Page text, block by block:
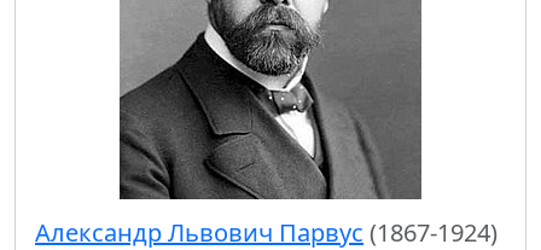
Александр Львович Парвус (1867-1924)